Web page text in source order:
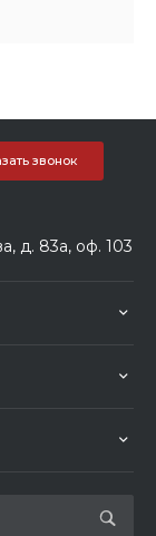
звонок
д. 83а, оф. 103